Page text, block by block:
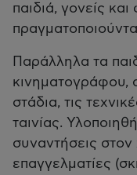
παιδιά, γονείς και
Παράλληλα τα
κινηματογράφου,
στάδια, τις
ταινίας.
συναντήσεις
επαγγελματίες